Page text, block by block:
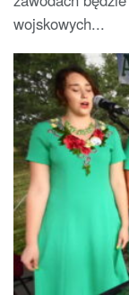
wojskowych...